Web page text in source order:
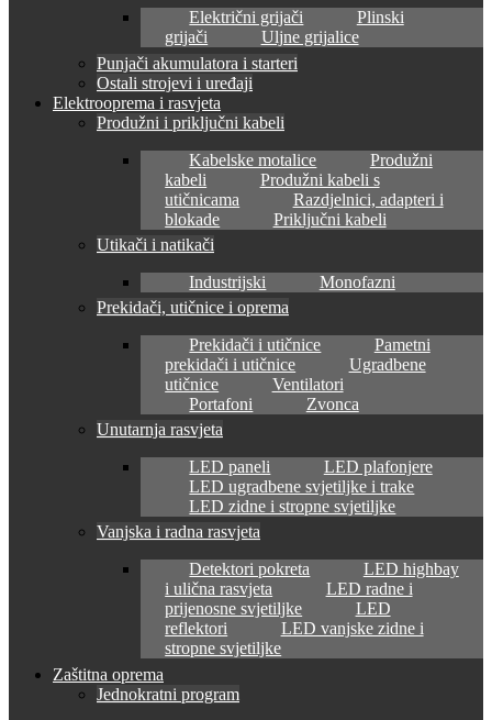
Električni grijači
Plinski
grijači
Uljne grijalice
Punjači akumulatora i starteri
Ostali strojevi i uređaji
Elektrooprema i rasvjeta
Produžni i priključni kabeli
Kabelske motalice
Produžni
kabeli
Produžni kabeli s
utičnicama
Razdjelnici, adapteri i
blokade
Priključni kabeli
Utikači i natikači
Industrijski
Monofazni
Prekidači, utičnice i oprema
Prekidači i utičnice
Pametni
prekidači i utičnice
Ugradbene
utičnice
Ventilatori
Portafoni
Zvonca
Unutarnja rasvjeta
LED paneli
LED plafonjere
LED ugradbene svjetiljke i trake
LED zidne i stropne svjetiljke
Vanjska i radna rasvjeta
Detektori pokreta
LED highbay
i ulična rasvjeta
LED radne i
prijenosne svjetiljke
LED
reflektori
LED vanjske zidne i
stropne svjetiljke
Zaštitna oprema
Jednokratni program